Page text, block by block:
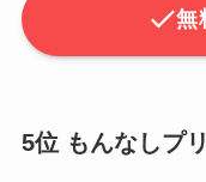
無
5位 もんなしプ